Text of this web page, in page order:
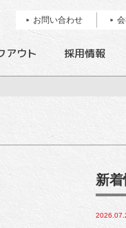
アウト 採用情報
お問い合わせ
新